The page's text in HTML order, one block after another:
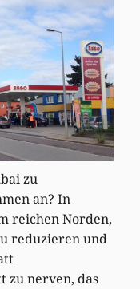
zu
an? In
reichen Norden,
reduzieren und
zu nerven, das